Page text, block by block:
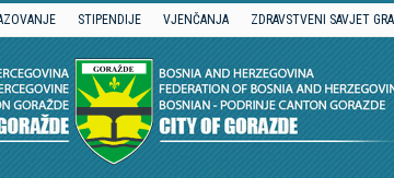
STIPENDIJE VJENČANJA ZDRAVSTVENI SAVJET